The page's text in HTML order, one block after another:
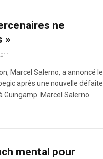
ne
»
Marcel Salerno, a annoncé le
après une nouvelle défaite
Guingamp. Marcel Salerno
mental pour